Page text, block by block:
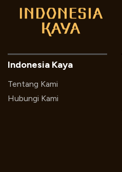
Indonesia Kaya
Tentang Kami
Hubungi Kami